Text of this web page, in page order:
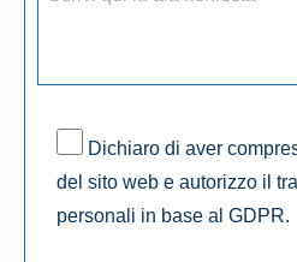
Dichiaro di aver
del sito web e autorizzo il
personali in base al GDPR.